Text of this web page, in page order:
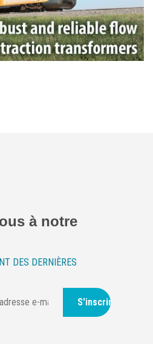
à notre
DES DERNIÈRES
S'inscrire